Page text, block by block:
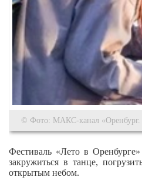
© Фото: МАКС-канал «Оренбург.
Фестиваль «Лето в
закружиться в танце,
открытым небом.